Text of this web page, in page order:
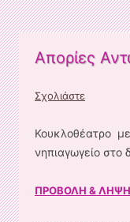
Απορίες
Σχολιάστε
Κουκλοθέατρο
νηπιαγωγείο στο
ΠΡΟΒΟΛΗ & ΛΗΨΗ